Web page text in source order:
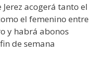
acogerá tanto el
el femenino entre
y habrá abonos
de semana